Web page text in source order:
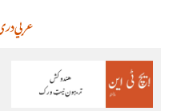
عربي